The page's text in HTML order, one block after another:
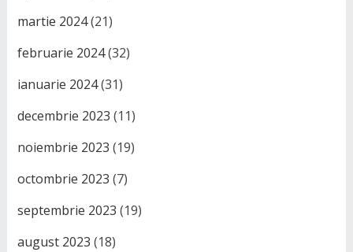
martie 2024(21)
februarie 2024(32)
ianuarie 2024(31)
decembrie 2023 (11)
noiembrie 2023 (19)
octombrie 2023 (7)
septembrie 2023 (19)
august 2023 (18)